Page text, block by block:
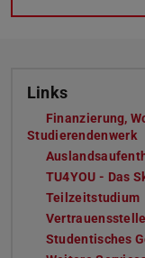
Links
Finanzierung,
Studierendenwerk
TU4YOU - Das
Teilzeitstudium
Studentisches